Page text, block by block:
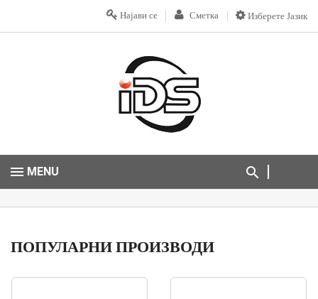
Изберете Јазик
Сметка
Најави се
MENU
ПОПУЛАРНИ ПРОИЗВОДИ